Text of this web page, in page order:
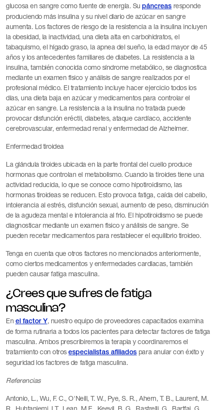
glucosa en sangre como fuente de energía. Supáncreas responde
produciendo más insulina y su nivel diario de azúcar en sangre
aumenta. Los factores de riesgo de la resistencia a la insulina incluyen
la obesidad, la inactividad, una dieta alta en carbohidratos, el
tabaquismo, el hígado graso, la apnea del sueño, la edad mayor de 45
años y los antecedentes familiares de diabetes. La resistencia a la
insulina, también conocida como síndrome metabólico, se diagnostica
mediante un examen físico y análisis de sangre realizados por el
profesional médico. El tratamiento incluye hacer ejercicio todos los
días, una dieta baja en azúcar y medicamentos para controlar el
azúcar en sangre. La resistencia a la insulina no tratada puede
provocar disfunción eréctil, diabetes, ataque cardíaco, accidente
cerebrovascular, enfermedad renal y enfermedad de Alzheimer.
Enfermedad tiroidea
La glándula tiroides ubicada en la parte frontal del cuello produce
hormonas que controlan el metabolismo. Cuando la tiroides tiene una
actividad reducida, lo que se conoce como hipotiroidismo, las
hormonas tiroideas se reducen. Esto provoca fatiga, caída del cabello,
intolerancia al estrés, disfunción sexual, aumento de peso, disminución
de la agudeza mental e intolerancia al frío. El hipotiroidismo se puede
diagnosticar mediante un examen físico y análisis de sangre. Se
pueden recetar medicamentos para restablecer el equilibrio tiroideo.
Tenga en cuenta que otros factores no mencionados anteriormente,
como ciertos medicamentos y enfermedades cardíacas, también
pueden causar fatiga masculina.
¿Crees que sufres de fatiga
masculina?
En el factor Y, nuestro equipo de proveedores capacitados examina
de forma rutinaria a todos los pacientes para detectar factores de fatiga
masculina. Ambos prescribiremos la terapia y coordinaremos el
tratamiento con otrosespecialistas afiliados para anular con éxito y
seguridad los factores de fatiga masculina.
Referencias
Antonio, L., Wu, F. C., O'Neill, T. W., Pye, S. R., Ahern, T. B., Laurent, M.